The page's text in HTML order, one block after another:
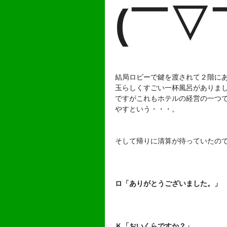
(￣▽
結局ロビーで鍵を渡されて２階に
玉らしくすごい一杯風呂がありま
ですがこれもホテルの経営の一つ
やすという・・・。
そして帰りに清算が待っていたの
ロ「ありがとうございました。」